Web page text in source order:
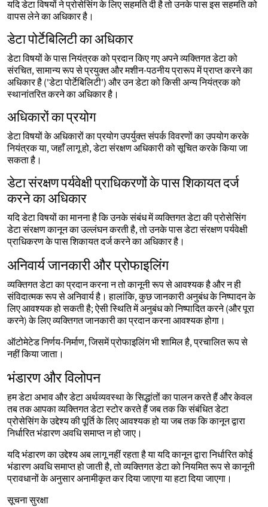
यदि डेटा विषयों ने प्रोसेसिंग के लिए सहमति दी है तो उनके पास इस सहमति को
वापस लेने का अधिकार है।
डेटा पोर्टेबिलिटी का अधिकार
डेटा विषयों के पास नियंत्रक को प्रदान किए गए अपने व्यक्तिगत डेटा को
संरचित, सामान्य रूप से प्रयुक्त और मशीन-पठनीय प्रारूप में प्राप्त करने का
अधिकार है ('डेटा पोर्टेबिलिटी') और उन डेटा को किसी अन्य नियंत्रक को
स्थानांतरित करने का अधिकार है।
अधिकारों का प्रयोग
डेटा विषयों के अधिकारों का प्रयोग उपर्युक्त संपर्क विवरणों का उपयोग करके
नियंत्रक या, जहाँ लागू हो, डेटा संरक्षण अधिकारी को सूचित करके किया जा
सकता है।
डेटा संरक्षण पर्यवेक्षी प्राधिकरणों के पास शिकायत दर्ज
करने का अधिकार
यदि डेटा विषयों का मानना है कि उनके संबंध में व्यक्तिगत डेटा की प्रोसेसिंग
डेटा संरक्षण कानून का उल्लंघन करती है, तो उनके पास डेटा संरक्षण पर्यवेक्षी
प्राधिकरण के पास शिकायत दर्ज करने का अधिकार है।
अनिवार्य जानकारी और प्रोफाइलिंग
व्यक्तिगत डेटा का प्रदान करना न तो कानूनी रूप से आवश्यक है और न ही
संविदात्मक रूप से अनिवार्य है। हालांकि, कुछ जानकारी अनुबंध के निष्पादन के
लिए आवश्यक हो सकती है; ऐसी स्थिति में अनुबंध को निष्पादित करने (और पूरा
करने) के लिए व्यक्तिगत जानकारी का प्रदान करना आवश्यक होगा।
ऑटोमेटेड निर्णय-निर्माण, जिसमें प्रोफाइलिंग भी शामिल है, प्रचालित रूप से
नहीं किया जाता।
भंडारण और विलोपन
हम डेटा अभाव और डेटा अर्थव्यवस्था के सिद्धांतों का पालन करते हैं और केवल
तब तक आपका व्यक्तिगत डेटा स्टोर करते हैं जब तक कि संबंधित डेटा
प्रोसेसिंग के उद्देश्य की पूर्ति के लिए आवश्यक हो या जब तक कि कानून द्वारा
निर्धारित भंडारण अवधि समाप्त न हो जाए।
यदि भंडारण का उद्देश्य अब लागू नहीं रहता है या यदि कानून द्वारा निर्धारित कोई
भंडारण अवधि समाप्त हो जाती है, तो व्यक्तिगत डेटा को नियमित रूप से कानूनी
प्रावधानों के अनुसार अनामीकृत कर दिया जाएगा या हटा दिया जाएगा।
सूचना सुरक्षा